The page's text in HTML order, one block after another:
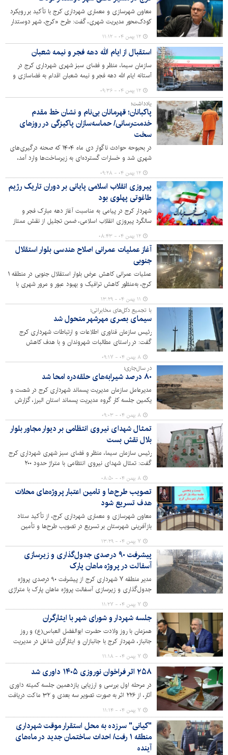
معاون شهرسازی و معماری شهرداری کرج با تأکید بر رویکرد
کودک‌محور مدیریت شهری، گفت: طرح «کرج، شهر دوستدار
کودک» با نگاهی علمی، تدریجی و متکی بر واقعیت‌های
اجتماعی محلات شهری طراحی و اجرا شده و اکنون وارد
مرحله‌ای عملیاتی در حوزه طراحی و اجرای فضاهای شهری
ویژه کودکان شده است.
۱۲ بهمن ۰۴ - ۱۱:۱۲
استقبال از ایام الله دهه فجر و نیمه شعبان
سازمان سیما، منظر و فضای سبز شهری شهرداری کرج در
آستانه ایام الله دهه فجر و نیمه شعبان اقدام به فضاسازی و
اکران طرح‌های فرهنگی در مناطق ۱۰گانه شهر کرج کرده است.
۱۲ بهمن ۰۴ - ۰۹:۳۶
یادداشت؛
پاکبانان؛ قهرمانان بی‌نام و نشان خط مقدم
خدمت‌رسانی/ حماسه‌سازان پاکیزگی در روزهای
سخت
در بحبوحه حوادث ناگوار دی ماه ۱۴۰۴ که صحنه درگیری‌های
شهری شد و خسارات گسترده‌ای به زیرساخت‌ها وارد آمد،
پاکبانان غیور و فداکار، همچون همیشه، در خط مقدم
خدمت‌رسانی ایستادند. این قهرمانان بی‌نام و نشان، با تعهد و
ایثار بی‌بدیل خود، نه تنها مانع از اختلال در روند خدمات
شهری شدند، بلکه با تلاش شبانه‌روزی، صحنه‌های دلخراش
تخریب را زدودند تا نبض زندگی در شهرها همچنان تپنده بماند
و امید در دل شهروندان زنده بماند.
۱۲ بهمن ۰۴ - ۰۹:۲۸
پیروزی انقلاب اسلامی پایانی بر دوران تاریک رژیم
طاغوتی پهلوی بود
شهردار کرج در پیامی به مناسبت آغاز دهه مبارک فجر و
سالگرد پیروزی انقلاب اسلامی، ضمن تجلیل از نقش ممتاز
امام خمینی (ره) و شهدای والامقام در کاشت این نهال
تنومند، به ناکامی رژیم طاغوت در تفرقه‌افکنی و تسلیم کشور
اشاره و تأکید کرد که هدایت‌های امام خامنه‌ای (مدظله
العالی)،مانع از تضییع حتی یک وجب از خاک کشور شده و
دهه فجر فرصتی برای تقویت همدلی برابر توطئه‌های دشمنان
است.
۱۲ بهمن ۰۴ - ۰۸:۴۳
آغاز عملیات عمرانی اصلاح هندسی بلوار استقلال
جنوبی
عملیات عمرانی کاهش عرض بلوار استقلال جنوبی در منطقه ۱
کرج، به‌منظور کاهش ترافیک و بهبود عبور و مرور شهری با
اجرای عملیات جدول‌گذاری به طول یک هزار متر، آغاز شد.
۱۱ بهمن ۰۴ - ۱۳:۲۹
با تجمیع دکل‌های مخابراتی؛
سیمای بصری مهرشهر متحول شد
رئیس سازمان فناوری اطلاعات و ارتباطات شهرداری کرج
گفت: در راستای مطالبات شهروندان و با هدف کاهش
آلودگی‌های بصری، پروژه بزرگ ساماندهی زیرساخت‌های
ارتباطی در منطقه مهرشهر و محورهای مواصلاتی کلیدی کرج به
همت سازمان فاوا اجرایی شد.
۸ بهمن ۰۴ - ۰۹:۱۷
در سال‌جاری؛
۸۰ درصد شیرابه‌های حلقه‌دره امحا شد
مدیرعامل سازمان مدیریت پسماند شهرداری کرج در شصت و
یکمین جلسه کار گروه مدیریت پسماند استان البرز، گزارش
جامعی از مدیریت پسماندهای عادی، عفونی و نخاله‌های
ساختمانی ارائه داد و گفت: مدیریت شهری توانست در سال
جاری حدود ۸۰ درصد از شیرابه‌های مرکز دفن زباله حلقه‌دره را
امحا کند.
۸ بهمن ۰۴ - ۰۹:۰۳
تمثال شهدای نیروی انتظامی بر دیوار مجاور بلوار
بلال نقش بست
رئیس سازمان سیما، منظر و فضای سبز شهری شهرداری کرج
گفت: تمثال شهدای نیروی انتظامی با متراژ حدود ۲۰۰
مترمربع روی دیوار مجاور بلوار بلال اجرا شد.
۸ بهمن ۰۴ - ۰۸:۵۰
تصویب طرح‌ها و تامین اعتبار پروژه‌های محلات
هدف تسریع شود
معاون شهرسازی و معماری شهرداری کرج، از تأکید ستاد
بازآفرینی شهرستان بر تسریع در تصویب طرح‌ها و تأمین
اعتبارات پروژه‌های محلات هدف خبر داد.
۷ بهمن ۰۴ - ۱۳:۲۹
پیشرفت ۹۰ درصدی جدول‌گذاری و زیرسازی
آسفالت در پروژه ماهان پارک
مدیر منطقه ۷ شهرداری کرج از پیشرفت ۹۰ درصدی پروژه
جدول‌گذاری و زیرسازی آسفالت پروژه ماهان پارک با متراژی
زیرسازی و آسفالت خبر داد.
۷ بهمن ۰۴ - ۱۱:۲۷
جلسه شهردار و شورای شهر با ایثارگران
همزمان با روز ولادت حضرت ابوالفضل العباس(ع) و روز
جانباز، شهردار کرج با جانبازان و ایثارگران شاغل در مدیریت
شهری دیدار و از مقام بلند ایثار و فداکاری آنان تجلیل کرد.
۷ بهمن ۰۴ - ۱۱:۱۸
۲۵۸ اثر فراخوان نوروزی ۱۴۰۵ داوری شد
در مرحله اول بررسی و ارزیابی یازدهمین جلسه کمیته داوری
آثار، از ۲۲۶ اثر به صورت تصویر سه بعدی و ۳۲ ماکت دریافت
شده از هنرمندان در بخش اِلمان‌ها و هفت سین‌های شهری
فراخوان نوروز ۱۴۰۵، ۱۵ اثر مورد تایید اولیه قرار گرفت.
۷ بهمن ۰۴ - ۱۱:۱۴
"کیانی" سرزده به محل استقرار موقت شهرداری
منطقه ۱ رفت/ احداث ساختمان جدید در ماه‌های
آینده